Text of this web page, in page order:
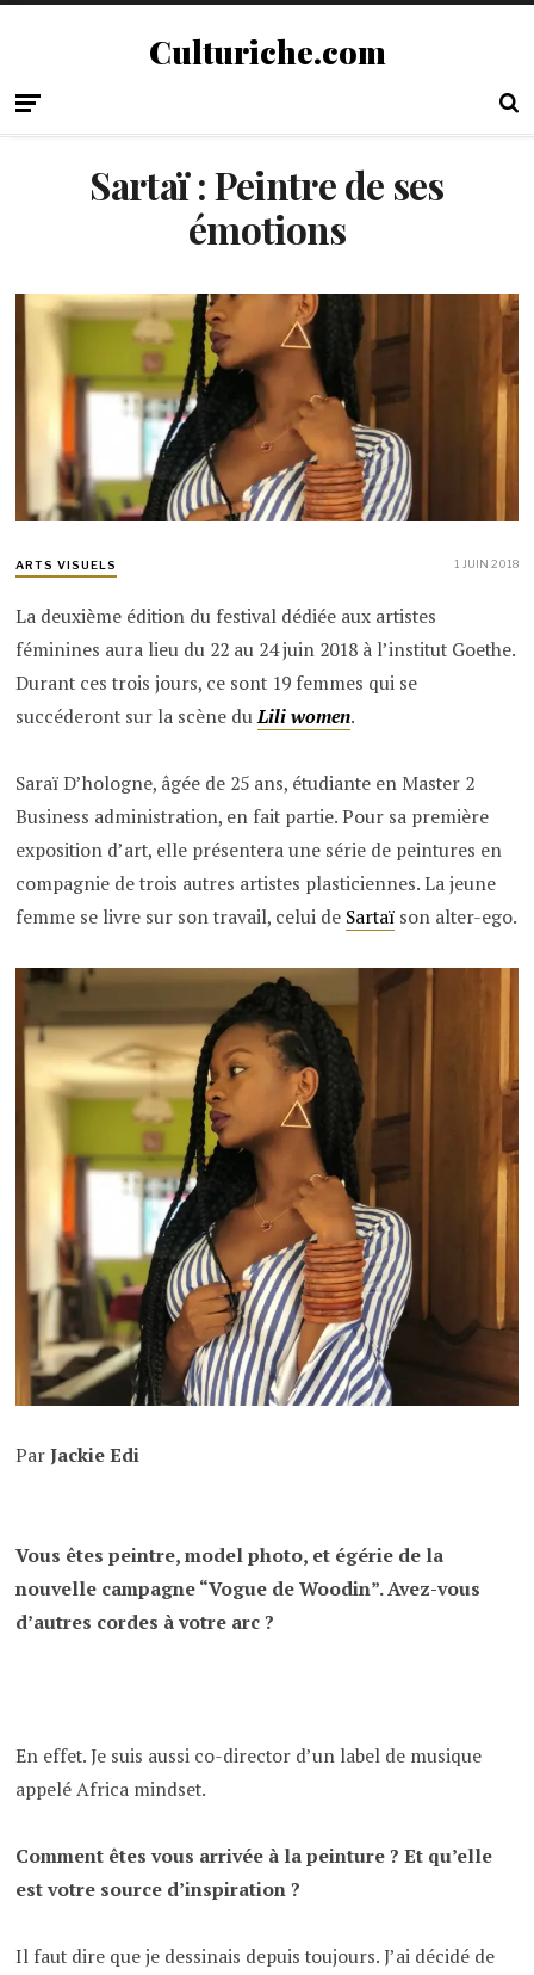
Culturiche.com
Sartaï : Peintre de ses
émotions
ARTS VISUELS 1 JUIN 2018
La deuxième édition du festival dédiée aux artistes
féminines aura lieu du 22 au 24 juin 2018 à l’institut Goethe.
Durant ces trois jours, ce sont 19 femmes qui se
succéderont sur la scène duLili women.
Saraï D’hologne, âgée de 25 ans, étudiante en Master 2
Business administration, en fait partie. Pour sa première
exposition d’art, elle présentera une série de peintures en
compagnie de trois autres artistes plasticiennes. La jeune
femme se livre sur son travail, celui de Sartaï son alter-ego.
ParJackie Edi
Vous êtes peintre, model photo, et égérie de la
nouvelle campagne “Vogue de Woodin”. Avez-vous
d’autres cordes à votre arc ?
En effet. Je suis aussi co-director d’un label de musique
appelé Africa mindset.
Comment êtes vous arrivée à la peinture ? Et qu’elle
est votre source d’inspiration ?
Il faut dire que je dessinais depuis toujours. J’ai décidé de